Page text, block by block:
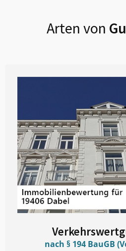
Arten von
nach § 194 BauGB